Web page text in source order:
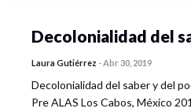
Decolonialidad del
Laura Gutiérrez -Abr 30, 2019
Decolonialidad del saber y del
Pre ALAS Los Cabos, México